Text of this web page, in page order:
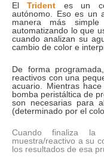
ElTrident es un
autónomo. Eso es un
manera más
automatizando lo que
cuando analizan su
cambio de color e
De forma programada,
reactivos con una
acuario. Mientras
bomba peristáltica de
son necesarias para
(determinado por el
Cuando finaliza la
muestra/reactivo a su
los resultados de esa